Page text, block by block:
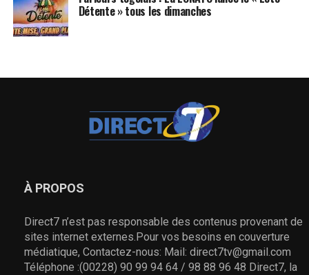
Détente » tous les dimanches
À PROPOS
Direct7 n’est pas responsable des contenus provenant de
sites internet externes.Pour vos besoins en couverture
médiatique, Contactez-nous: Mail: direct7tv@gmail.com
Téléphone :(00228) 90 99 94 64 / 98 88 96 48 Direct7, la